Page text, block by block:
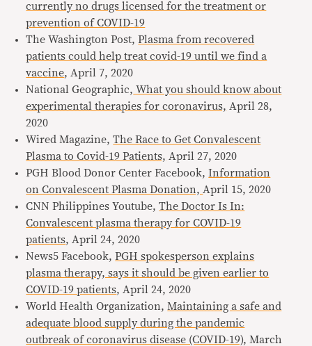
currently no drugs licensed for the treatment or
prevention of COVID-19
The Washington Post,Plasma from recovered
patients could help treat covid-19 until we find a
vaccine, April 7, 2020
National Geographic, What you should know about
experimental therapies for coronavirus, April 28,
2020
Wired Magazine,The Race to Get Convalescent
Plasma to Covid-19 Patients, April 27, 2020
PGH Blood Donor Center Facebook,Information
on Convalescent Plasma Donation, April 15, 2020
CNN Philippines Youtube,The Doctor Is In:
Convalescent plasma therapy for COVID-19
patients, April 24, 2020
News5 Facebook,PGH spokesperson explains
plasma therapy, says it should be given earlier to
COVID-19 patients, April 24, 2020
World Health Organization, Maintaining a safe and
adequate blood supply during the pandemic
outbreak of coronavirus disease (COVID-19), March